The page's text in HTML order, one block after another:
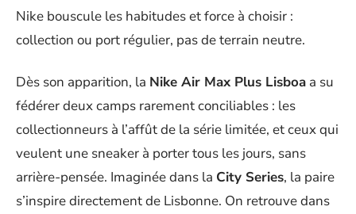
Nike bouscule les habitudes et force à choisir :
collection ou port régulier, pas de terrain neutre.
Dès son apparition, la Nike Air Max Plus Lisboa a su
fédérer deux camps rarement conciliables : les
collectionneurs à l’affût de la série limitée, et ceux qui
veulent une sneaker à porter tous les jours, sans
arrière-pensée. Imaginée dans la City Series, la paire
s’inspire directement de Lisbonne. On retrouve dans